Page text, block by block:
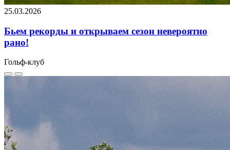
25.03.2026
Бьем рекорды и открываем сезон невероятно
рано!
Гольф-клуб